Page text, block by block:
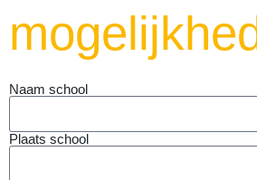
Naam school
Plaats school